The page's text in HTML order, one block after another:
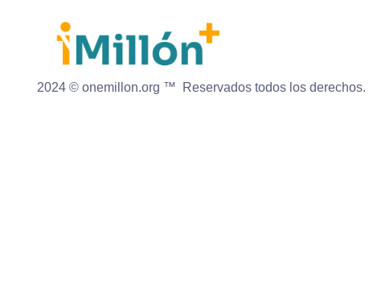
2024 © onemillon.org ™ Reservados todos los derechos.